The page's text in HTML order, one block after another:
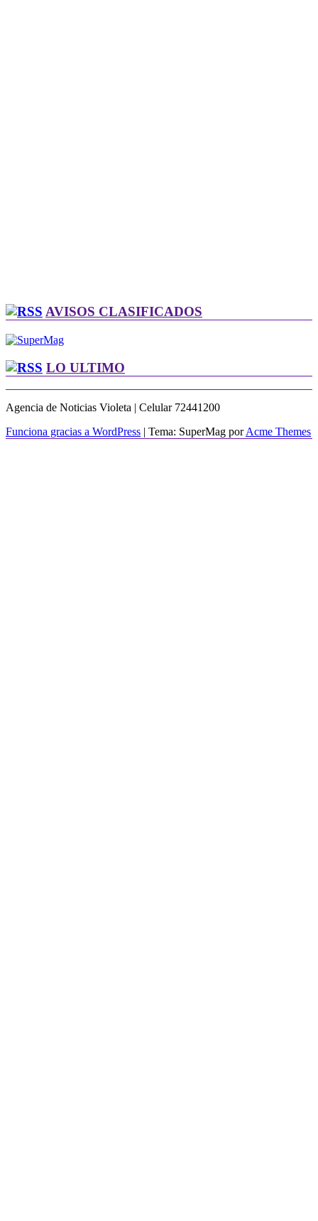
AVISOS CLASIFICADOS
LO ULTIMO
Agencia de Noticias Violeta | Celular 72441200
Funciona gracias a WordPress | Tema: SuperMag porAcme Themes